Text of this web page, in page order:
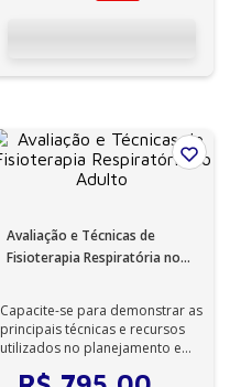
Avaliação e Técnicas de
Fisioterapia Respiratória no
Capacite-se para demonstrar as
principais técnicas e recursos
utilizados no planejamento e